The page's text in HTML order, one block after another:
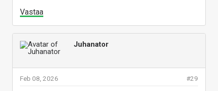
Vastaa
Juhanator
#29
Feb 08, 2026